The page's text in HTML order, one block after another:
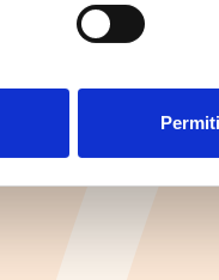
mucho más en